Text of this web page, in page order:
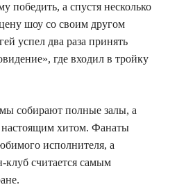
победить, а спустя несколько
шоу со своим другом
успел два раза принять
где входил в тройку
собирают полные залы, а
настоящим хитом. Фанаты
исполнителя, а
считается самым